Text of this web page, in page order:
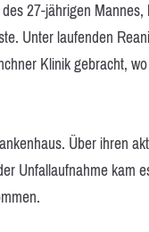
27-jährigen
Unter laufenden
Klinik gebracht,
Über ihren
Unfallaufnahme kam